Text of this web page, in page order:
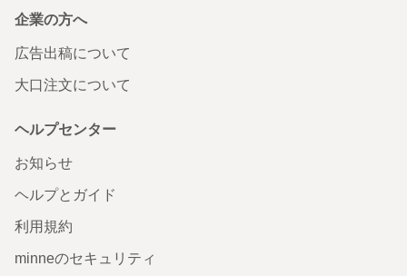
企業の方へ
広告出稿について
大口注文について
ヘルプセンター
お知らせ
ヘルプとガイド
利用規約
minneのセキュリティ